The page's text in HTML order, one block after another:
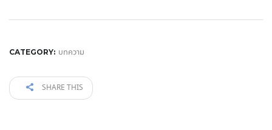
CATEGORY: บทความ
SHARE THIS